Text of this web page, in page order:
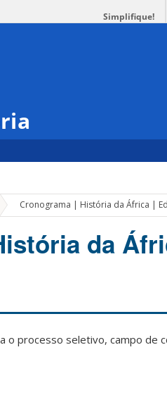
Simplifique!
» Cronograma | História da África |
da
o processo seletivo, campo de